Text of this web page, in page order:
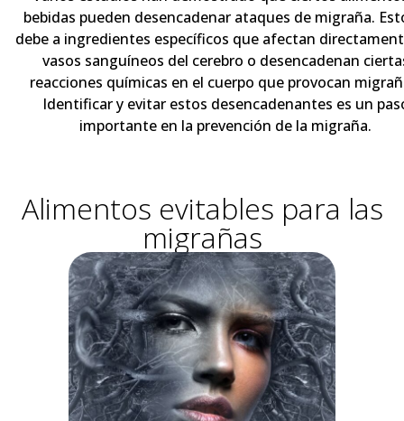
bebidas pueden desencadenar ataques de migraña.
debe a ingredientes específicos que afectan
vasos sanguíneos del cerebro o desencadenan
reacciones químicas en el cuerpo que provocan
Identificar y evitar estos desencadenantes es un
importante en la prevención de la migraña.
Alimentos evitables para las
migrañas